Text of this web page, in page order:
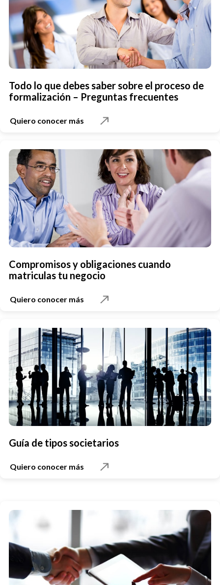
Todo lo que debes saber sobre el proceso de
formalización – Preguntas frecuentes
Quiero conocer más
Compromisos y obligaciones cuando
matriculas tu negocio
Quiero conocer más
Guía de tipos societarios
Quiero conocer más